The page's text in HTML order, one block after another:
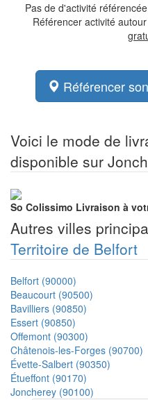
Pas de d'activité
Référencer activité
Référencer
Voici le mode de
disponible sur
So Colissimo Livraison à
Autres villes
Territoire de Belfort
Belfort (90000)
Beaucourt (90500)
Bavilliers (90850)
Essert (90850)
Offemont (90300)
Châtenois-les-Forges (90700)
Évette-Salbert (90350)
Étueffont (90170)
Joncherey (90100)